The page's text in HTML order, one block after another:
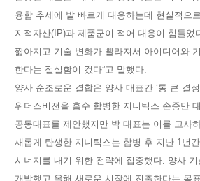
융합 추세에 발 빠르게 대응하는데 현실적으
지적자산(IP)과 제품군이 적어 대응이 힘들었
짧아지고 기술 변화가 빨라져서 아이디어와
한다는 절실함이 컸다”고 말했다.
양사 순조로운 결합은 양사 대표간 ‘통 큰 결정
위더스비전을 흡수 합병한 지니틱스 손종만
공동대표를 제안했지만 박 대표는 이를 고사
새롭게 탄생한 지니틱스는 합병 후 지난 1년
시너지를 내기 위한 전략에 집중했다. 양사
개발했고 올해 새로운 시장에 진출한다는 목